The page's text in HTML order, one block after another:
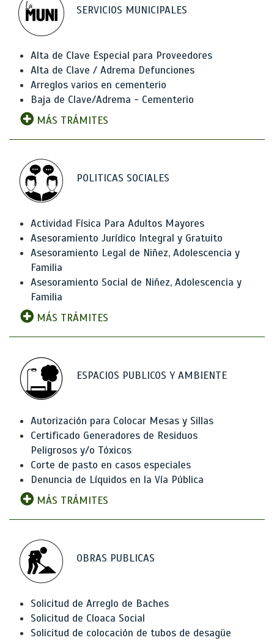
SERVICIOS MUNICIPALES
Alta de Clave Especial para Proveedores
Alta de Clave / Adrema Defunciones
Arreglos varios en cementerio
Baja de Clave/Adrema - Cementerio
MÁS TRÁMITES
POLITICAS SOCIALES
Actividad Física Para Adultos Mayores
Asesoramiento Jurídico Integral y Gratuito
Asesoramiento Legal de Niñez, Adolescencia y
Familia
Asesoramiento Social de Niñez, Adolescencia y
Familia
MÁS TRÁMITES
ESPACIOS PUBLICOS Y AMBIENTE
Autorización para Colocar Mesas y Sillas
Certificado Generadores de Residuos
Peligrosos y/o Tóxicos
Corte de pasto en casos especiales
Denuncia de Líquidos en la Vía Pública
MÁS TRÁMITES
OBRAS PUBLICAS
Solicitud de Arreglo de Baches
Solicitud de Cloaca Social
Solicitud de colocación de tubos de desagüe